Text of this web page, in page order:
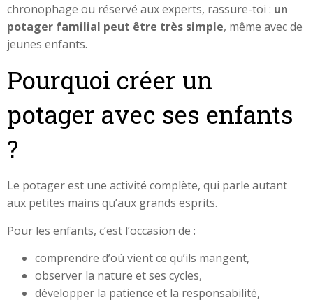
chronophage ou réservé aux experts, rassure-toi : un
potager familial peut être très simple, même avec de
jeunes enfants.
Pourquoi créer un
potager avec ses enfants
?
Le potager est une activité complète, qui parle autant
aux petites mains qu’aux grands esprits.
Pour les enfants, c’est l’occasion de :
comprendre d’où vient ce qu’ils mangent,
observer la nature et ses cycles,
développer la patience et la responsabilité,